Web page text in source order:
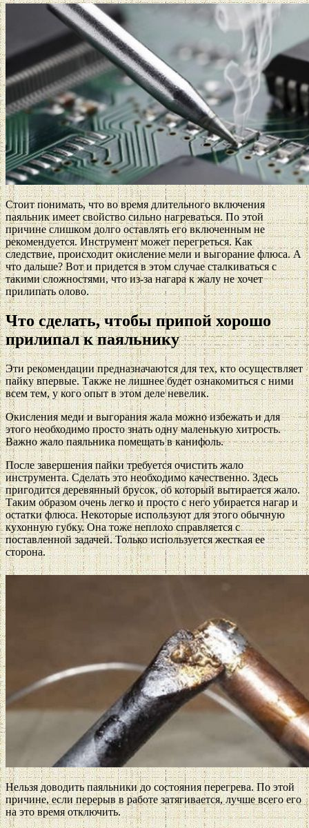
Стоит понимать, что во время длительного включения
паяльник имеет свойство сильно нагреваться. По этой
причине слишком долго оставлять его включенным не
рекомендуется. Инструмент может перегреться. Как
следствие, происходит окисление мели и выгорание флюса. А
что дальше? Вот и придется в этом случае сталкиваться с
такими сложностями, что из-за нагара к жалу не хочет
прилипать олово.
Что сделать, чтобы припой хорошо
прилипал к паяльнику
Эти рекомендации предназначаются для тех, кто осуществляет
пайку впервые. Также не лишнее будет ознакомиться с ними
всем тем, у кого опыт в этом деле невелик.
Окисления меди и выгорания жала можно избежать и для
этого необходимо просто знать одну маленькую хитрость.
Важно жало паяльника помещать в канифоль.
После завершения пайки требуется очистить жало
инструмента. Сделать это необходимо качественно. Здесь
пригодится деревянный брусок, об который вытирается жало.
Таким образом очень легко и просто с него убирается нагар и
остатки флюса. Некоторые используют для этого обычную
кухонную губку. Она тоже неплохо справляется с
поставленной задачей. Только используется жесткая ее
сторона.
Нельзя доводить паяльники до состояния перегрева. По этой
причине, если перерыв в работе затягивается, лучше всего его
на это время отключить.